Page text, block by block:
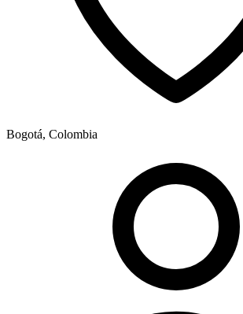
Bogotá, Colombia